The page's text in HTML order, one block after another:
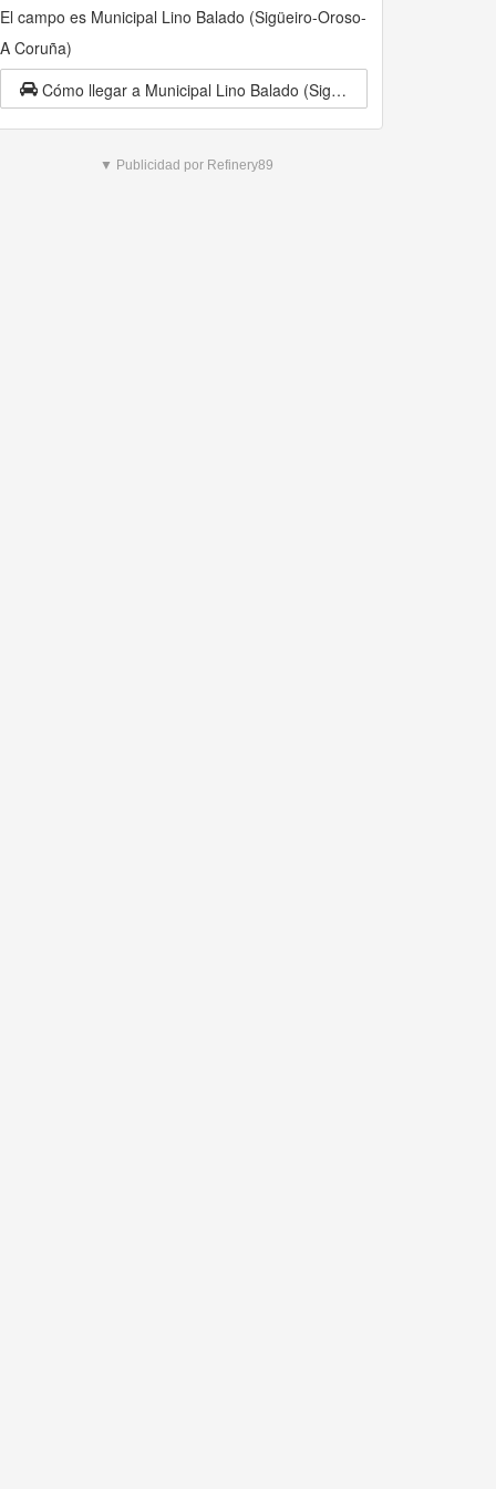
El campo es Municipal Lino Balado (Sigüeiro-Oroso-
A Coruña)
Cómo llegar a Municipal Lino Balado (Sigüeiro-Oroso-A Coruña)
▼ Publicidad por Refinery89